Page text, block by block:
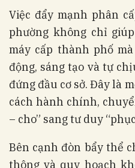
Việc đẩy mạnh phân
phường không chỉ
máy cấp thành phố
động, sáng tạo và tự
đứng đầu cơ sở. Đây là
cách hành chính,
– cho” sang tư duy
Bên cạnh đòn bẩy thể
thông và quy hoạch